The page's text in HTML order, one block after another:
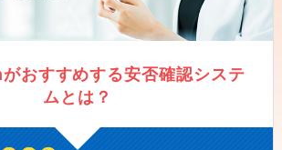
おすすめする安否確認システ
ムとは？